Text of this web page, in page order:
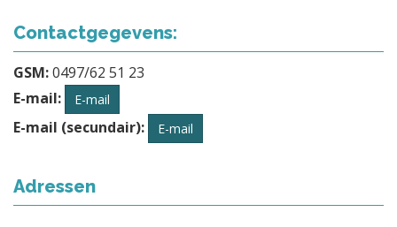
Contactgegevens:
GSM:0497/62 51 23
E-mail:
E-mail
E-mail (secundair): E-mail
Adressen